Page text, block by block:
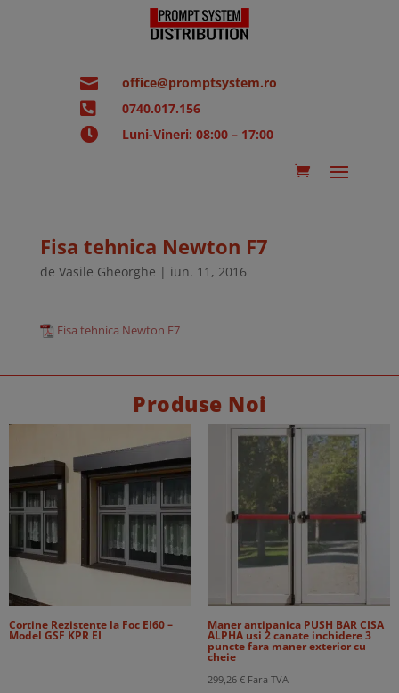
 office@promptsystem.ro
 0740.017.156
 Luni-Vineri: 08:00 – 17:00
Fisa tehnica Newton F7
de Vasile Gheorghe | iun. 11, 2016
Fisa tehnica Newton F7
Produse Noi
Cortine Rezistente la Foc EI60 –
Model GSF KPR EI
Maner antipanica PUSH BAR CISA
ALPHA usi 2 canate inchidere 3
puncte fara maner exterior cu
cheie
299,26 € Fara TVA